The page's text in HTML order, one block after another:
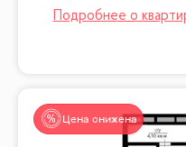
Цена снижена